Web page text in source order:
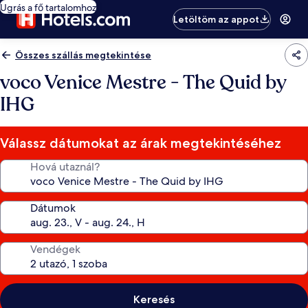
Ugrás a fő tartalomhoz
Letöltöm az appot
Összes szállás megtekintése
voco Venice Mestre - The Quid by
IHG
Válassz dátumokat az árak megtekintéséhez
Hová utaznál?
Dátumok
Vendégek
Keresés